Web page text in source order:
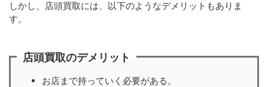
しかし、店頭買取には、以下のようなデメリットもありま
す。
店頭買取のデメリット
お店まで持っていく必要がある。